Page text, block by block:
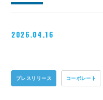
2026.04.16
プレスリリース コーポレート